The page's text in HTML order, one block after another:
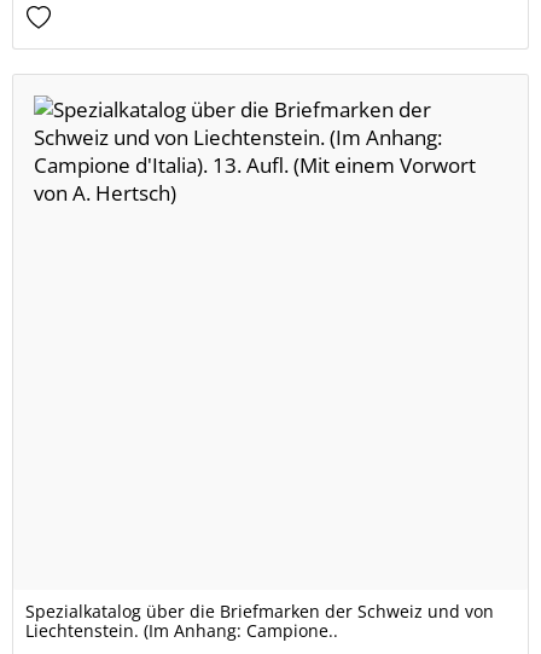
Spezialkatalog über die Briefmarken der Schweiz und von
Liechtenstein. (Im Anhang: Campione..